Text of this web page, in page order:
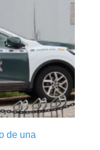
de una